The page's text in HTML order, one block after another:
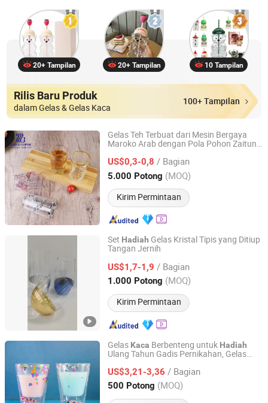
20+ Tampilan 20+ Tampilan 10 Tampilan
Rilis Baru Produk
dalam Gelas & Gelas Kaca
100+ Tampilan
Gelas Teh Terbuat dari Mesin Bergaya
Maroko Arab dengan Pola Pohon Zaitun
KemasanHadiah
US$0,3-0,8 / Bagian
5.000 Potong (MOQ)
Kirim Permintaan
Guangzhou Garbo International Trading Co., Ltd.
Guangdong, China Harga mulai 2012
Set Hadiah Gelas Kristal Tipis yang Ditiup
Tangan Jernih
US$1,7-1,9 / Bagian
1.000 Potong (MOQ)
Kirim Permintaan
Ms Rhong Co., Ltd.
Beijing, China Harga mulai 2022
Gelas Kaca Berbenteng untuk Hadiah
Ulang Tahun Gadis Pernikahan, Gelas
US$3,21-3,36 / Bagian
500 Potong (MOQ)
Hebei Zhuozhongxi Glass Products Co., Ltd.
Hebei, China Harga mulai 2024